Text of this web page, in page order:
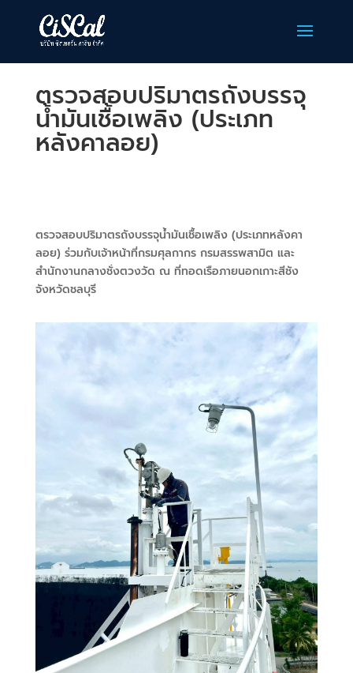
ตรวจสอบปริมาตรถังบรรจุ
น้ำมันเชื้อเพลิง (ประเภท
หลังคาลอย)
ตรวจสอบปริมาตรถังบรรจุน้ำมันเชื้อเพลิง (ประเภทหลังคา
ลอย) ร่วมกับเจ้าหน้าที่กรมศุลกากร กรมสรรพสามิต และ
สำนักงานกลางชั่งตวงวัด ณ ที่ทอดเรือภายนอกเกาะสีชัง
จังหวัดชลบุรี